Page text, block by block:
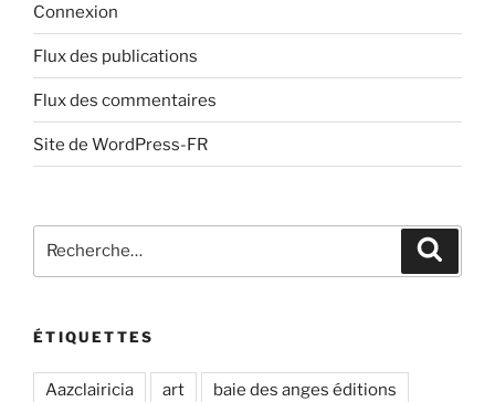
Connexion
Flux des publications
Flux des commentaires
Site de WordPress-FR
pour
ÉTIQUETTES
Aazclairicia art baie des anges éditions